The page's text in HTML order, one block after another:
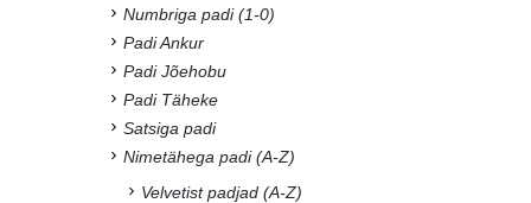
Numbriga padi (1-0)
Padi Ankur
Padi Jõehobu
Padi Täheke
Satsiga padi
Nimetähega padi (A-Z)
Velvetist padjad (A-Z)